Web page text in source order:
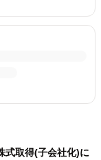
式取得(子会社化)に